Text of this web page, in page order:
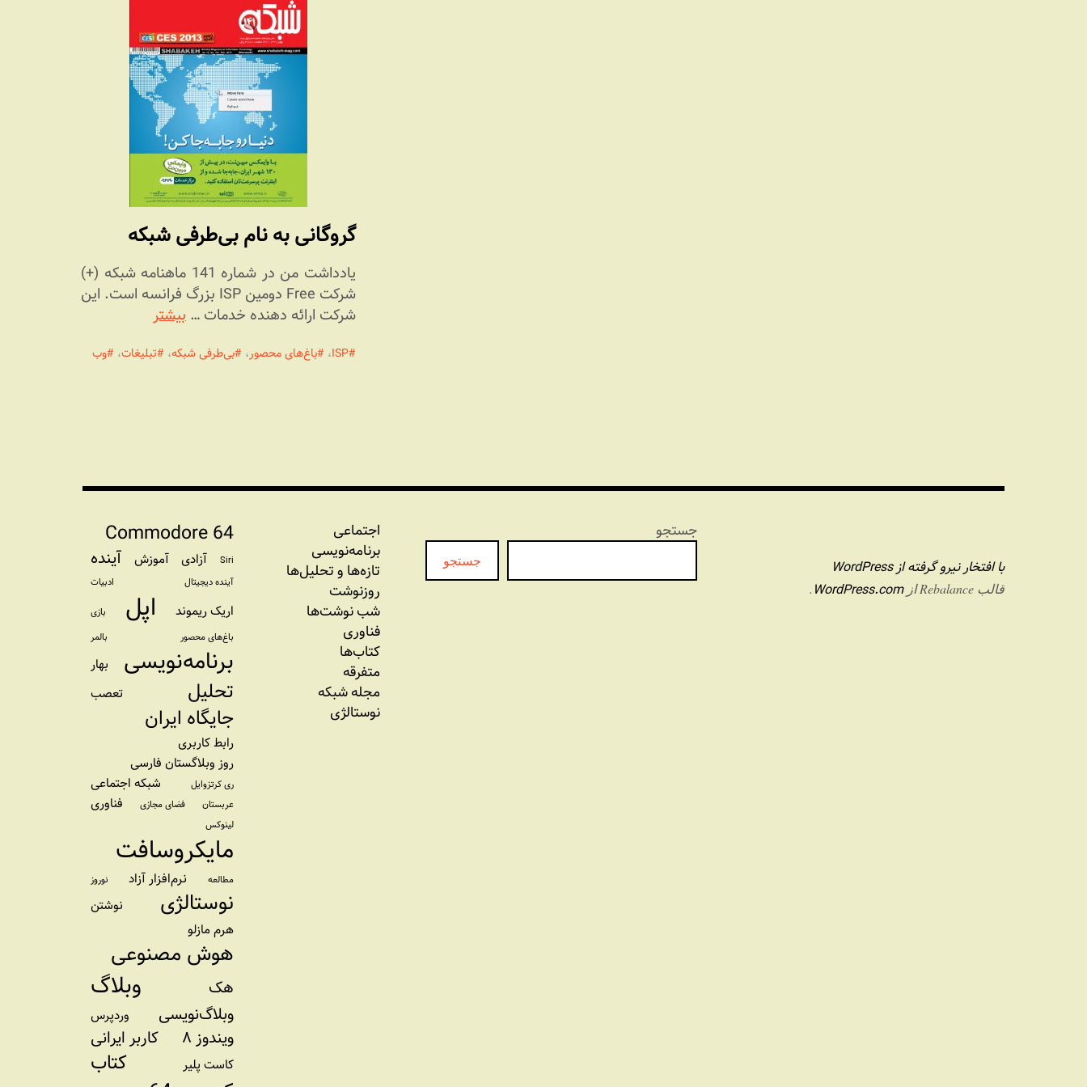
گروگانی به نام بی‌طرفی شبکه
یادداشت من در شماره 141 ماهنامه شبکه (+)
شرکت Free دومین ISP بزرگ فرانسه است. این
شرکت ارائه دهنده خدمات …بیشتر
ISP، باغ‌های محصور، بی‌طرفی شبکه، تبلیغات، وب
جستجو
جستجو
اجتماعی
برنامه‏‌نویسی
تازه‌‌ها و تحلیل‌ها
روزنوشت
شب نوشت‌ها
فناوری
کتاب‌ها
متفرقه
مجله شبکه
نوستالژی
Commodore 64
Siri آزادی آموزش آینده
آینده دیجیتال ادبیات
اریک ریموند اپل
بازی
باغ‌های محصور
بالمر
برنامه‌نویسی بهار
تحلیل تعصب
جایگاه ایران
رابط کاربری
روز وبلاگستان فارسی
ری کرتزوایل شبکه اجتماعی
عربستان فضای مجازی فناوری
لینوکس
مایکروسافت
مطالعه نرم‌افزار آزاد نوروز
نوستالژی
نوشتن
هرم مازلو
هوش مصنوعی
هک وبلاگ
وبلاگ‌نویسی وردپرس
ویندوز ۸ کاربر ایرانی
کاست پلیر کتاب
با افتخار نیرو گرفته از WordPress
قالب Rebalance از WordPress.com
.